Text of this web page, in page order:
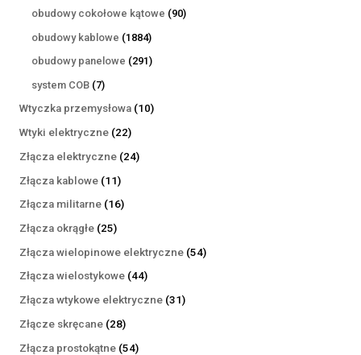
produkty
obudowy cokołowe kątowe 9090
obudowy kablowe 18841884
produkty
obudowy panelowe 291291
system COB 77
produktów
Wtyczka przemysłowa 1010
Wtyki elektryczne 2222
produkty
Złącza elektryczne 2424
Złącza kablowe 1111
produktów
Złącza militarne 1616
Złącza okrągłe 2525
produktów
Złącza wielopinowe elektryczne 5454
Złącza wielostykowe 4444
produkty
Złącza wtykowe elektryczne 3131
Złącze skręcane 2828
produktów
Złącza prostokątne 5454